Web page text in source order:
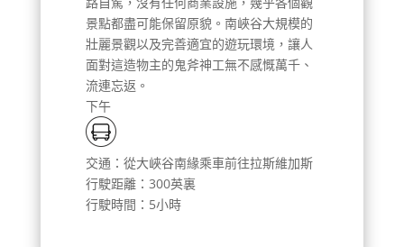
景點都盡可能保留原貌。南峽谷大規模的
壯麗景觀以及完善適宜的遊玩環境，讓人
面對這造物主的鬼斧神工無不感慨萬千、
流連忘返。
下午
交通：從大峽谷南緣乘車前往拉斯維加斯
行駛距離：300英裏
行駛時間：5小時